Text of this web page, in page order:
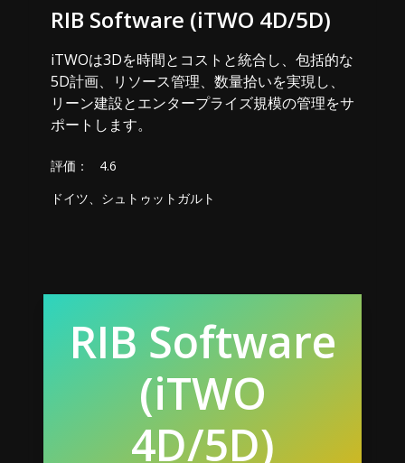
RIB Software (iTWO 4D/5D)
iTWOは3Dを時間とコストと統合し、包括的な
5D計画、リソース管理、数量拾いを実現し、
リーン建設とエンタープライズ規模の管理をサ
ポートします。
評価：
4.6
ドイツ、シュトゥットガルト
RIB Software
(iTWO
4D/5D)